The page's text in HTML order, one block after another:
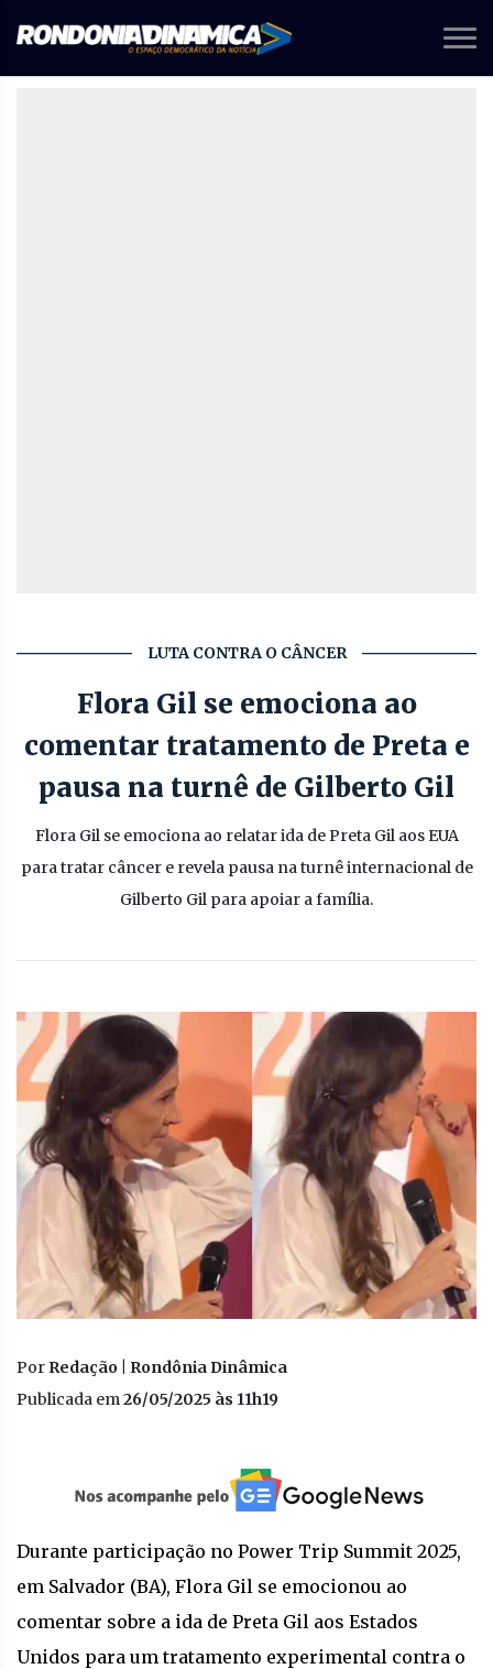
LUTA CONTRA O CÂNCER
Flora Gil se emociona ao
comentar tratamento de Preta e
pausa na turnê de Gilberto Gil
Flora Gil se emociona ao relatar ida de Preta Gil aos EUA
para tratar câncer e revela pausa na turnê internacional de
Gilberto Gil para apoiar a família.
Por Redação | Rondônia Dinâmica
Publicada em26/05/2025 às 11h19
Durante participação no Power Trip Summit 2025,
em Salvador (BA), Flora Gil se emocionou ao
comentar sobre a ida de Preta Gil aos Estados
Unidos para um tratamento experimental contra o